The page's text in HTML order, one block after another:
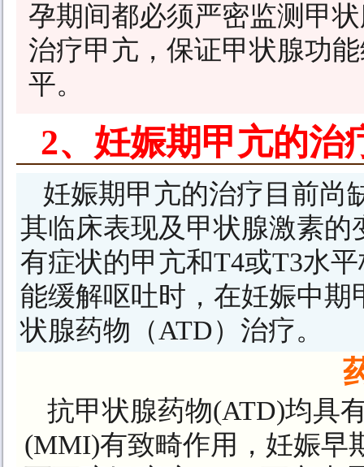
孕期间都必须严密监测甲
治疗甲亢，保证甲状腺功
平。
2、妊娠期甲亢的治
妊娠期甲亢的治疗目前尚
其临床表现及甲状腺激素
有症状的甲亢和T4或T3水
能缓解呕吐时，在妊娠中
状腺药物（ATD）治疗。
抗甲状腺药物(ATD)均具
(MMI)有致畸作用，妊娠